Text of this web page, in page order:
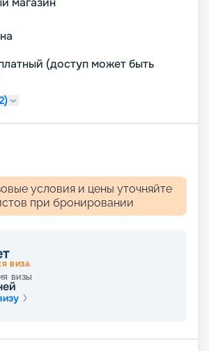
(доступ может быть
условия и цены уточняйте
при бронировании
ВИЗА
ВИЗЫ